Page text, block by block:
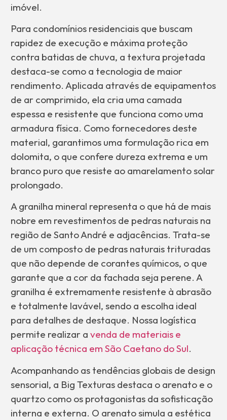
imóvel.
Para condomínios residenciais que buscam
rapidez de execução e máxima proteção
contra batidas de chuva, a textura projetada
destaca-se como a tecnologia de maior
rendimento. Aplicada através de equipamentos
de ar comprimido, ela cria uma camada
espessa e resistente que funciona como uma
armadura física. Como fornecedores deste
material, garantimos uma formulação rica em
dolomita, o que confere dureza extrema e um
branco puro que resiste ao amarelamento solar
prolongado.
A granilha mineral representa o que há de mais
nobre em revestimentos de pedras naturais na
região de Santo André e adjacências. Trata-se
de um composto de pedras naturais trituradas
que não depende de corantes químicos, o que
garante que a cor da fachada seja perene. A
granilha é extremamente resistente à abrasão
e totalmente lavável, sendo a escolha ideal
para detalhes de destaque. Nossa logística
permite realizar a venda de materiais e
aplicação técnica em São Caetano do Sul.
Acompanhando as tendências globais de design
sensorial, a Big Texturas destaca o arenato e o
quartzo como os protagonistas da sofisticação
interna e externa. O arenato simula a estética